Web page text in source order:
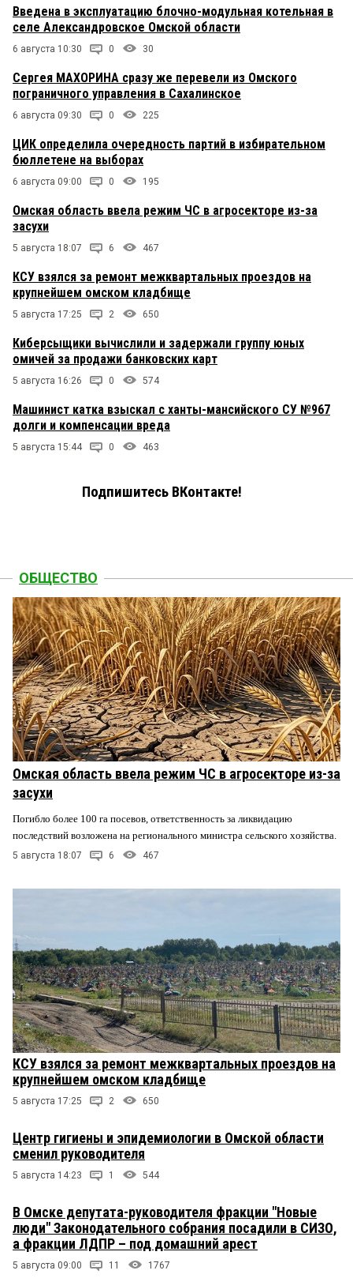
Введена в эксплуатацию блочно-модульная котельная в
селе Александровское Омской области
6 августа 10:30 0 30
Сергея МАХОРИНА сразу же перевели из Омского
пограничного управления в Сахалинское
6 августа 09:30 0 225
ЦИК определила очередность партий в избирательном
бюллетене на выборах
6 августа 09:00 0 195
Омская область ввела режим ЧС в агросекторе из-за
засухи
5 августа 18:07 6 467
КСУ взялся за ремонт межквартальных проездов на
крупнейшем омском кладбище
5 августа 17:25 2 650
Киберсыщики вычислили и задержали группу юных
омичей за продажи банковских карт
5 августа 16:26 0 574
Машинист катка взыскал с ханты-мансийского СУ №967
долги и компенсации вреда
5 августа 15:44 0 463
Подпишитесь ВКонтакте!
ОБЩЕСТВО
Омская область ввела режим ЧС в агросекторе из-за
засухи
Погибло более 100 га посевов, ответственность за ликвидацию
последствий возложена на регионального министра сельского хозяйства.
5 августа 18:07 6 467
КСУ взялся за ремонт межквартальных проездов на
крупнейшем омском кладбище
5 августа 17:25 2 650
Центр гигиены и эпидемиологии в Омской области
сменил руководителя
5 августа 14:23 1 544
В Омске депутата-руководителя фракции "Новые
люди" Законодательного собрания посадили в СИЗО,
а фракции ЛДПР – под домашний арест
5 августа 09:00 11 1767